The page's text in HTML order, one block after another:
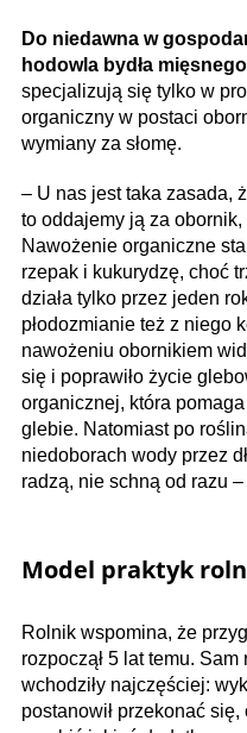
Do niedawna w
hodowla bydła
specjalizują się tylko w
organiczny w postaci
wymiany za słomę.
– U nas jest taka zasada,
to oddajemy ją za
Nawożenie organiczne
rzepak i kukurydzę, choć
działa tylko przez jeden
płodozmianie też z niego
nawożeniu obornikiem
się i poprawiło życie
organicznej, która
glebie. Natomiast po
niedoborach wody przez
radzą, nie schną od razu
Model praktyk
Rolnik wspomina, że
rozpoczął 5 lat temu. Sam
wchodziły najczęściej:
postanowił przekonać